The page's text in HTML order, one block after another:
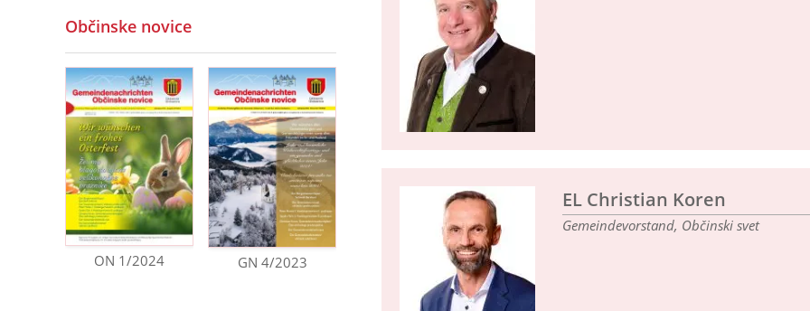
EL Christian Koren
Gemeindevorstand, Občinski svet
Občinske novice
ON 1/2024 GN 4/2023